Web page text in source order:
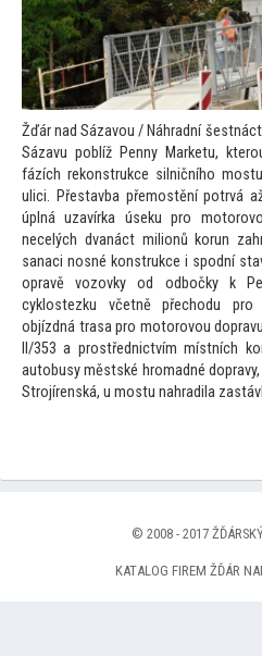
Žďár nad Sázavou / Náhradní
Sázavu poblíž Penny Marketu,
fázích rekonstrukce silničního
ulici. Přestavba přemostění potrvá
úplná uzavírka úseku pro mo
necelých dvanáct milionů korun
sanaci nosné konstrukce i spodní
opravě vozovky od odbočky k
cyklostezku včetně přechodu pro
objízdná trasa pro motorovou
II/353 a prostřednictvím místních
autobusy městské hromadné
Strojírenská, u mostu nahradila
© 2008 - 2017
KATALOG FIREM ŽĎÁR